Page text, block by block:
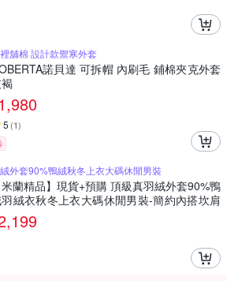
舖棉 設計款禦寒外套
諾貝達 可拆帽 內刷毛 鋪棉夾克外套
1,980
5 (1)
外套90%鴨絨秋冬上衣大碼休閒男裝
米蘭精品】現貨+預購 頂級真羽絨外套90%鴨
絨衣秋冬上衣大碼休閒男裝-簡約內搭坎肩
背心2色74mt137